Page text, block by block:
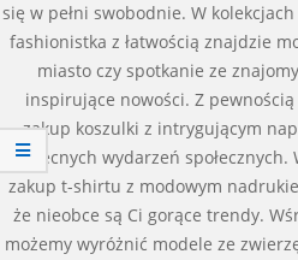
się w pełni swobodnie. W
fashionistka z łatwością znajdzie
miasto czy spotkanie ze
inspirujące nowości. Z
zakup koszulki z intrygującym
obecnych wydarzeń
zakup t-shirtu z modowym
że nieobce są Ci gorące trendy.
możemy wyróżnić modele ze